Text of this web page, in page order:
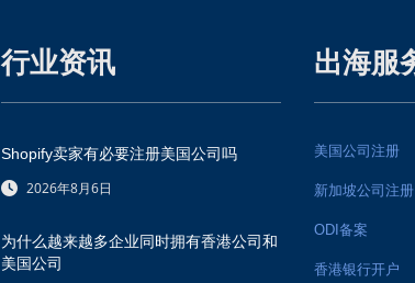
行业资讯
Shopify卖家有必要注册美国公司吗
2026年8月6日
为什么越来越多企业同时拥有香港公司和
美国公司
出海服
美国公司注册
新加坡公司注册
ODI备案
香港银行开户